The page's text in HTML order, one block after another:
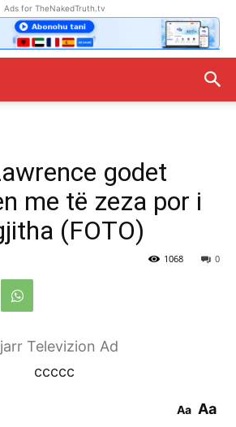
Ads for TheNakedTruth.tv
godet
me të zeza por i
(FOTO)
0
1068
Televizion Ad
ccccc
Aa Aa